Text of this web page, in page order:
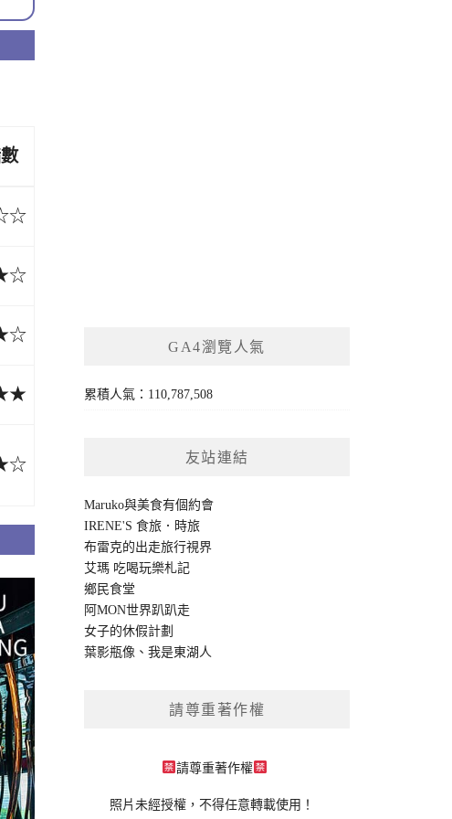
GA4瀏覽人氣
累積人氣：110,787,508
友站連結
Maruko與美食有個約會
IRENE'S 食旅．時旅
布雷克的出走旅行視界
艾瑪 吃喝玩樂札記
鄉民食堂
阿MON世界趴趴走
女子的休假計劃
葉影瓶像 、我是東湖人
請尊重著作權
請尊重著作權
照片未經授權，不得任意轉載使用！